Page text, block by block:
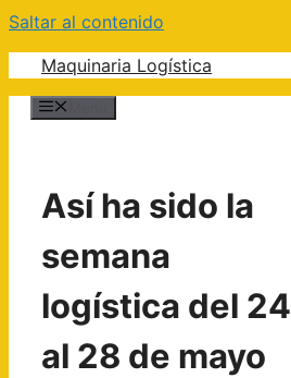
Saltar al contenido
Maquinaria Logística
Así ha sido la
semana
logística del 24
al 28 de mayo